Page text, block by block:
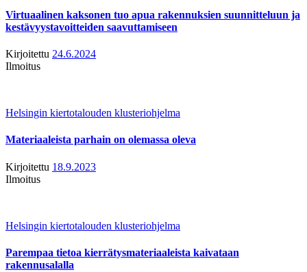
Virtuaalinen kaksonen tuo apua rakennuksien suunnitteluun ja
kestävyystavoitteiden saavuttamiseen
Kirjoitettu 24.6.2024
Ilmoitus
Helsingin kiertotalouden klusteriohjelma
Materiaaleista parhain on olemassa oleva
Kirjoitettu 18.9.2023
Ilmoitus
Helsingin kiertotalouden klusteriohjelma
Parempaa tietoa kierrätysmateriaaleista kaivataan
rakennusalalla